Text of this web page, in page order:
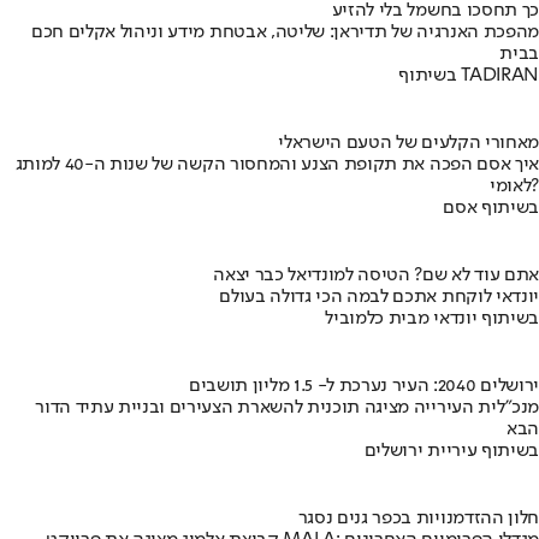
כך תחסכו בחשמל בלי להזיע
מהפכת האנרגיה של תדיראן: שליטה, אבטחת מידע וניהול אקלים חכם
בבית
בשיתוף TADIRAN
מאחורי הקלעים של הטעם הישראלי
איך אסם הפכה את תקופת הצנע והמחסור הקשה של שנות ה-40 למותג
לאומי?
בשיתוף אסם
אתם עוד לא שם? הטיסה למונדיאל כבר יצאה
יונדאי לוקחת אתכם לבמה הכי גדולה בעולם
בשיתוף יונדאי מבית כלמוביל
ירושלים 2040: העיר נערכת ל- 1.5 מליון תושבים
מנכ"לית העירייה מציגה תוכנית להשארת הצעירים ובניית עתיד הדור
הבא
בשיתוף עיריית ירושלים
חלון ההזדמנויות בכפר גנים נסגר